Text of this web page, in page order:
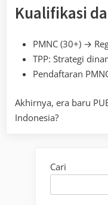
Kualifikasi
PMNC (30+) →
TPP: Strategi
Pendaftaran
Akhirnya, era baru
Indonesia?
Cari